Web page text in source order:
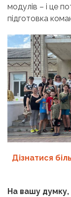
модулів – і це
підготовка
Дізнатися
На вашу думку,